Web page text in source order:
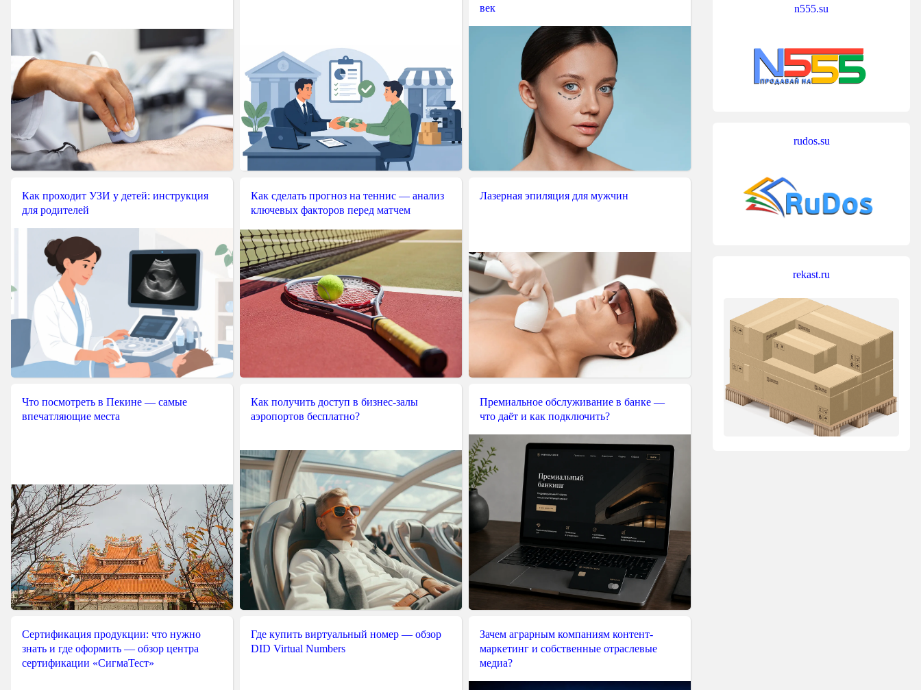
век
Как проходит УЗИ у детей: инструкция
для родителей
Как сделать прогноз на теннис — анализ
ключевых факторов перед матчем
Лазерная эпиляция для мужчин
Что посмотреть в Пекине — самые
впечатляющие места
Как получить доступ в бизнес-залы
аэропортов бесплатно?
Премиальное обслуживание в банке —
что даёт и как подключить?
Сертификация продукции: что нужно
знать и где оформить — обзор центра
сертификации «СигмаТест»
Где купить виртуальный номер — обзор
DID Virtual Numbers
Зачем аграрным компаниям контент-
маркетинг и собственные отраслевые
медиа?
n555.su
rudos.su
rekast.ru